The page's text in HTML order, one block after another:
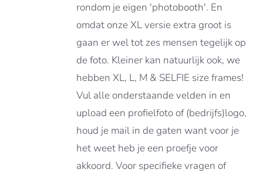
rondom je eigen 'photobooth'. En
omdat onze XL versie extra groot is
gaan er wel tot zes mensen tegelijk op
de foto. Kleiner kan natuurlijk ook, we
hebben XL, L, M & SELFIE size frames!
Vul alle onderstaande velden in en
upload een profielfoto of (bedrijfs)logo,
houd je mail in de gaten want voor je
het weet heb je een proefje voor
akkoord. Voor specifieke vragen of